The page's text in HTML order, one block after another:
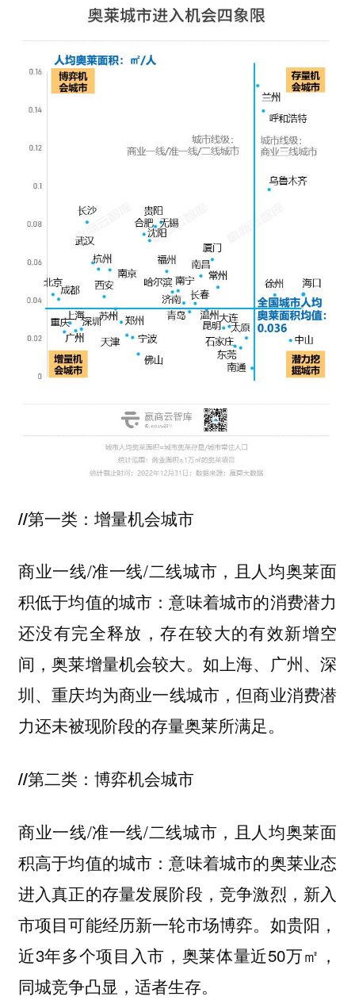
//第一类：增量机会城市
商业一线/准一线/二线城市，且人均奥莱面
积低于均值的城市：意味着城市的消费潜力
还没有完全释放，存在较大的有效新增空
间，奥莱增量机会较大。如上海、广州、深
圳、重庆均为商业一线城市，但商业消费潜
力还未被现阶段的存量奥莱所满足。
//第二类：博弈机会城市
商业一线/准一线/二线城市，且人均奥莱面
积高于均值的城市：意味着城市的奥莱业态
进入真正的存量发展阶段，竞争激烈，新入
市项目可能经历新一轮市场博弈。如贵阳 ，
近3年多个项目入市，奥莱体量近50万㎡，
同城竞争凸显，适者生存。